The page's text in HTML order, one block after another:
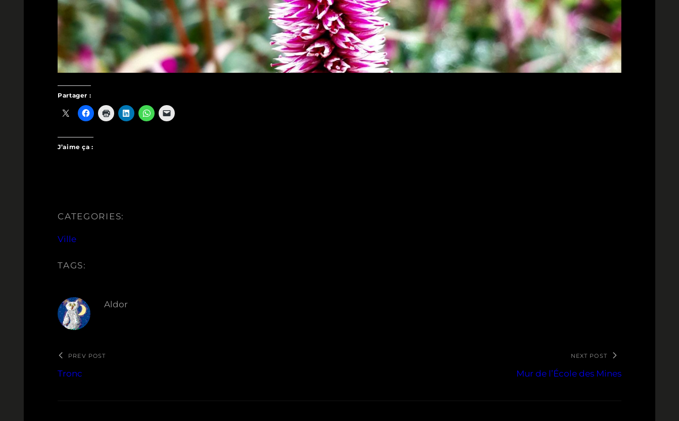
Partager :
J’aime ça :
CATEGORIES:
Ville
TAGS:
Aldor
PREV POST
Tronc
NEXT POST
Mur de l’École des Mines